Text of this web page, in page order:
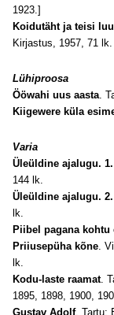
1923.]
Koidutäht ja teisi
Kirjastus, 1957, 71 lk.
Lühiproosa
Ööwahi uus aasta.
Kiigewere küla
Varia
Üleüldine ajalugu.
144 lk.
Üleüldine ajalugu.
lk.
Piibel pagana kohtu
Priiusepüha kõne.
lk.
Kodu-laste raamat.
1895, 1898, 1900,
Gustav Adolf. Tartu: